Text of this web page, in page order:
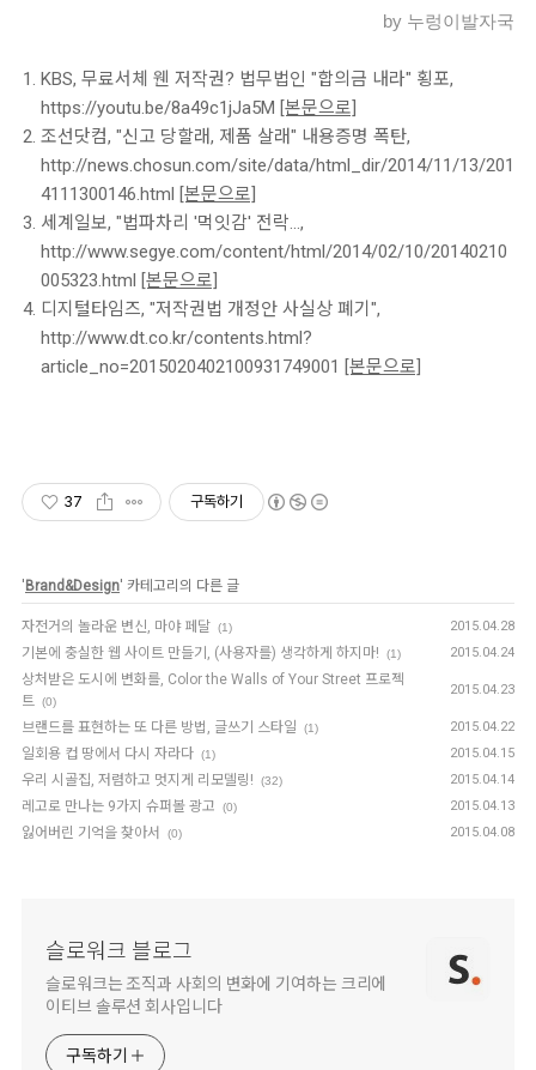
by 누렁이발자국
KBS, 무료서체 웬 저작권? 법무법인 "합의금 내라" 횡포,
https://youtu.be/8a49c1jJa5M [본문으로]
조선닷컴, "신고 당할래, 제품 살래" 내용증명 폭탄,
http://news.chosun.com/site/data/html_dir/2014/11/13/201
4111300146.html [본문으로]
세계일보, "법파차리 '먹잇감' 전락...,
http://www.segye.com/content/html/2014/02/10/20140210
005323.html [본문으로]
디지털타임즈, "저작권법 개정안 사실상 폐기",
http://www.dt.co.kr/contents.html?
article_no=2015020402100931749001 [본문으로]
37 구독하기
' Brand&Design' 카테고리의 다른 글
자전거의 놀라운 변신, 마야 페달 (1) 2015.04.28
기본에 충실한 웹 사이트 만들기, (사용자를) 생각하게 하지마! (1) 2015.04.24
상처받은 도시에 변화를, Color the Walls of Your Street 프로젝
트 (0)
2015.04.23
브랜드를 표현하는 또 다른 방법, 글쓰기 스타일 (1) 2015.04.22
일회용 컵 땅에서 다시 자라다 (1) 2015.04.15
우리 시골집, 저렴하고 멋지게 리모델링! (32) 2015.04.14
레고로 만나는 9가지 슈퍼볼 광고 (0) 2015.04.13
잃어버린 기억을 찾아서 (0) 2015.04.08
슬로워크 블로그
슬로워크는 조직과 사회의 변화에 기여하는 크리에
이티브 솔루션 회사입니다
구독하기